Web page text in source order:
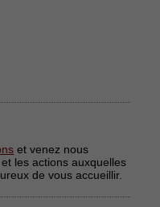
et venez nous
les actions auxquelles
de vous accueillir.